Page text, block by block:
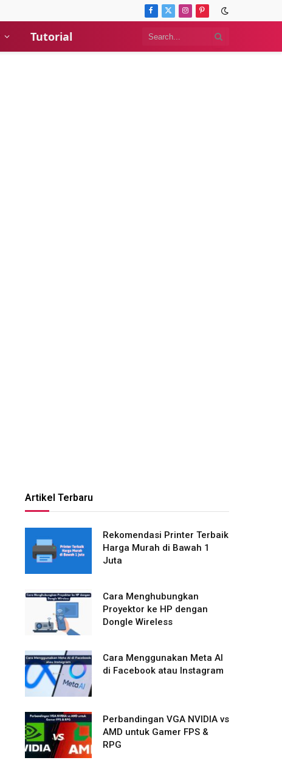
Facebook
X
Instagram
Pinterest
Tutorial
Artikel Terbaru
Rekomendasi Printer Terbaik
Harga Murah di Bawah 1
Juta
Cara Menghubungkan
Proyektor ke HP dengan
Dongle Wireless
Cara Menggunakan Meta AI
di Facebook atau Instagram
Perbandingan VGA NVIDIA vs
AMD untuk Gamer FPS &
RPG